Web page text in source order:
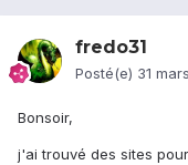
fredo31
Posté(e) 31
Bonsoir,
j'ai trouvé des sites